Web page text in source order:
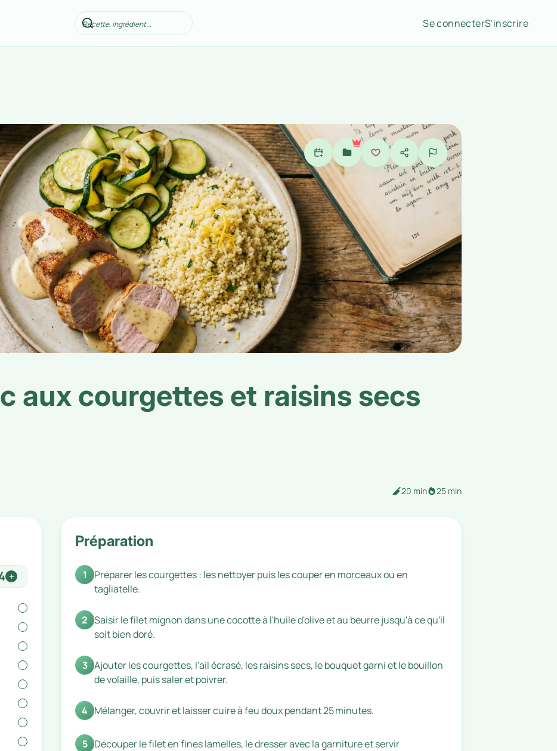
Se connecterS'inscrire
aux courgettes et raisins secs
20 min 25 min
+
Préparation
1
Préparer les courgettes : les nettoyer puis les couper en morceaux ou en
tagliatelle.
2 Saisir le filet mignon dans une cocotte à l'huile d'olive et au beurre jusqu'à ce qu'il
soit bien doré.
3 Ajouter les courgettes, l'ail écrasé, les raisins secs, le bouquet garni et le bouillon
de volaille, puis saler et poivrer.
4 Mélanger, couvrir et laisser cuire à feu doux pendant 25 minutes.
5 Découper le filet en fines lamelles, le dresser avec la garniture et servir